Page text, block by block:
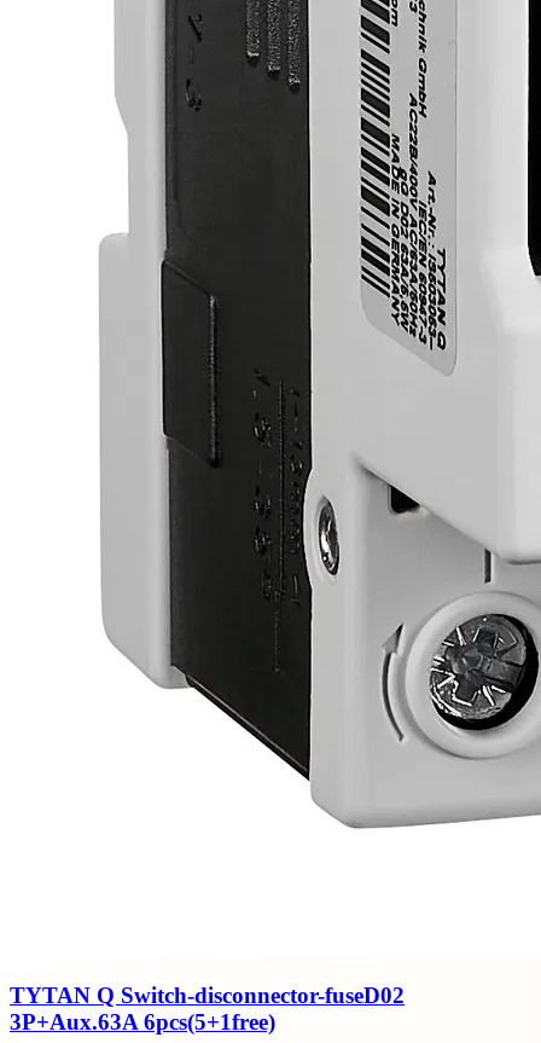
TYTAN Q Switch-disconnector-fuseD02
3P+Aux.63A 6pcs(5+1free)